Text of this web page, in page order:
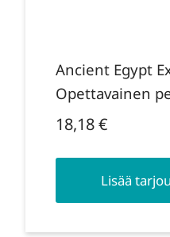
Ancient Egypt
Opettavainen
18,18€
Lisää